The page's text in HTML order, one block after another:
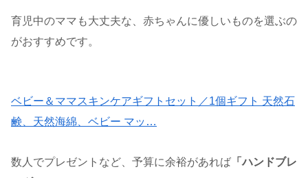
育児中のママも大丈夫な、赤ちゃんに優しいものを選ぶの
がおすすめです。
ベビー＆ママスキンケアギフトセット／1個ギフト 天然石
鹸、天然海綿、ベビー マッ…
数人でプレゼントなど、予算に余裕があれば 「ハンドブレ